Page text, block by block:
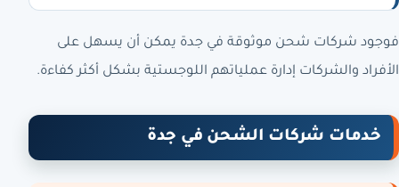
فوجود شركات شحن موثوقة في جدة يمكن أن يسهل على
الأفراد والشركات إدارة عملياتهم اللوجستية بشكل أكثر كفاءة.
خدمات شركات الشحن في جدة